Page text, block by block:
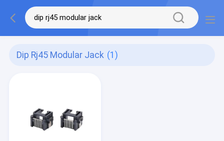
Dip Rj45 Modular Jack (1)